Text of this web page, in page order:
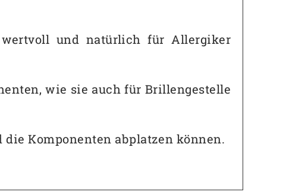
wertvoll und natürlich für Allergiker
wie sie auch für Brillengestelle
Komponenten abplatzen können.